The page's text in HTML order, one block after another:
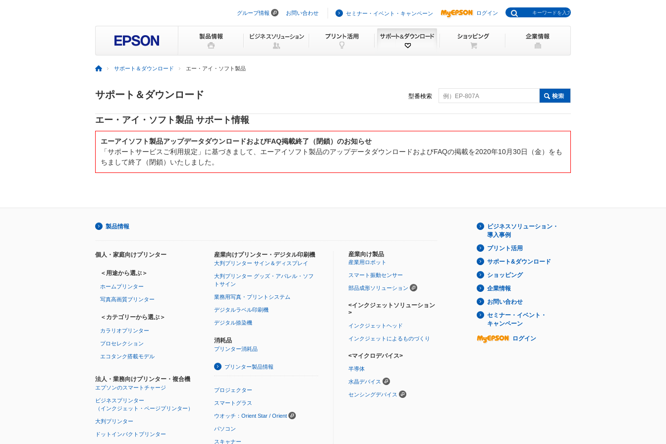
ビ
ョ
を
グループ情報 お問い合わせ セミナー・イベント・キャンペーン ログイン
サポート＆ダウンロード エー・アイ・ソフト製品
サポート＆ダウンロード 型番検索 例）EP-807A
エー・アイ・ソフト製品 サポート情報
エーアイソフト製品アップデータダウンロードおよびFAQ掲載終了（閉鎖）のお知らせ
「サポートサービスご利用規定」に基づきまして、エーアイソフト製品のアップデータダウンロードおよびFAQの掲載を2020年10月30日（金）をも
ちまして終了（閉鎖）いたしました。
製品情報
個人・家庭向けプリンター
＜用途から選ぶ＞
ホームプリンター
写真高画質プリンター
＜カテゴリーから選ぶ＞
カラリオプリンター
プロセレクション
エコタンク搭載モデル
法人・業務向けプリンター・複合機
エプソンのスマートチャージ
ビジネスプリンター
（インクジェット・ページプリンター）
大判プリンター
ドットインパクトプリンター
産業向けプリンター・デジタル印刷機
大判プリンター サイン＆ディスプレイ
大判プリンター グッズ・アパレル・ソフ
トサイン
業務用写真・プリントシステム
デジタルラベル印刷機
デジタル捺染機
消耗品
プリンター消耗品
プリンター製品情報
プロジェクター
スマートグラス
ウオッチ：Orient Star / Orient
パソコン
スキャナー
産業向け製品
産業用ロボット
スマート振動センサー
部品成形ソリューション
<インクジェットソリューション
>
インクジェットヘッド
インクジェットによるものづくり
<マイクロデバイス>
半導体
水晶デバイス
センシングデバイス
ビジネスソリューション・
導入事例
プリント活用
サポート&ダウンロード
ショッピング
企業情報
お問い合わせ
セミナー・イベント・
キャンペーン
ログイン